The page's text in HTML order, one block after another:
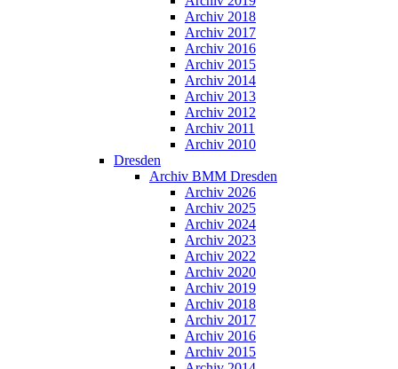
Archiv 2018
Archiv 2017
Archiv 2016
Archiv 2015
Archiv 2014
Archiv 2013
Archiv 2012
Archiv 2011
Archiv 2010
Dresden
Archiv BMM Dresden
Archiv 2026
Archiv 2025
Archiv 2024
Archiv 2023
Archiv 2022
Archiv 2020
Archiv 2019
Archiv 2018
Archiv 2017
Archiv 2016
Archiv 2015